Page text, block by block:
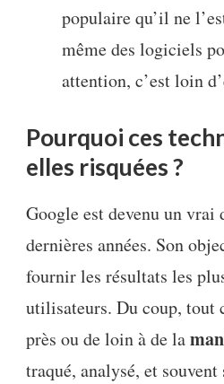
populaire qu’il ne
même des logiciels
attention, c’est loin
Pourquoi ces
elles risquées ?
Google est devenu un vrai
dernières années. Son
fournir les résultats les
utilisateurs. Du coup, tout
près ou de loin à de la
traqué, analysé, et